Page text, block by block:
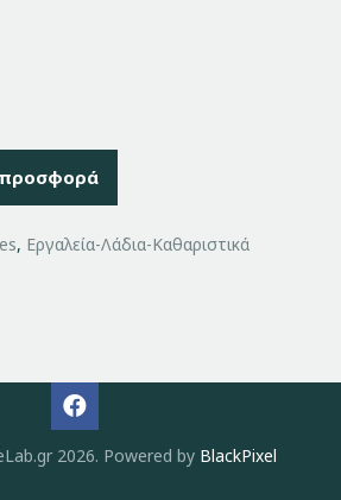
, Εργαλεία-Λάδια-Καθαριστικά
2026. Powered by BlackPixel